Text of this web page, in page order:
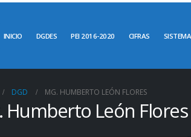
INICIO DGDES PEI 2016-2020 CIFRAS
DGD MG. HUMBERTO LEÓN FLORES
Humberto León Flores